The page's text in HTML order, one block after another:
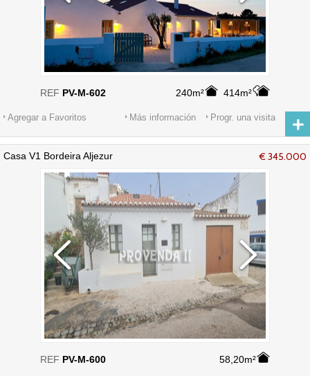
240m² 414m²
REF PV-M-602
Agregar a Favoritos Progr. una visita
Más información
€ 345.000
Casa V1 Bordeira Aljezur
58,20m²
REF PV-M-600